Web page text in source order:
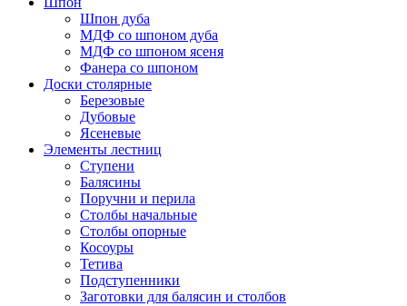
Шпон дуба
МДФ со шпоном дуба
МДФ со шпоном ясеня
Фанера со шпоном
Доски столярные
Березовые
Дубовые
Ясеневые
Элементы лестниц
Ступени
Балясины
Поручни и перила
Столбы начальные
Столбы опорные
Косоуры
Тетива
Подступенники
Заготовки для балясин и столбов